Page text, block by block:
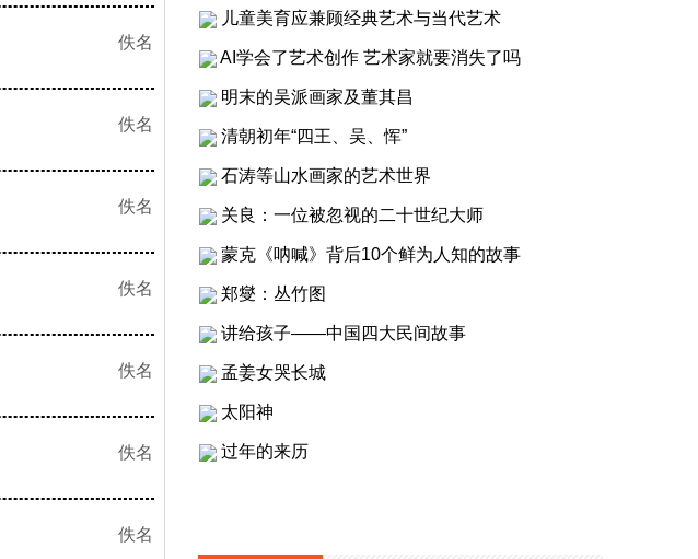
佚名
佚名
佚名
佚名
佚名
佚名
佚名
儿童美育应兼顾经典艺术与当代艺术
AI学会了艺术创作 艺术家就要消失了吗
明末的吴派画家及董其昌
清朝初年“四王、吴、恽”
石涛等山水画家的艺术世界
关良：一位被忽视的二十世纪大师
蒙克《呐喊》背后10个鲜为人知的故事
郑燮：丛竹图
讲给孩子——中国四大民间故事
孟姜女哭长城
太阳神
过年的来历